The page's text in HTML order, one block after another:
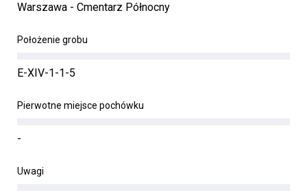
Warszawa - Cmentarz Północny
Położenie grobu
E-XIV-1-1-5
Pierwotne miejsce pochówku
-
Uwagi